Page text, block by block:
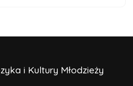
i Kultury Młodzieży